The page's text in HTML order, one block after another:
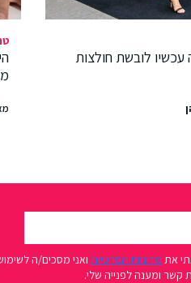
עכשיו לובשת חולצות
את מדיניות הפרטיות ואני מסכים/ה
קשר ומענה לפנייה שלי.